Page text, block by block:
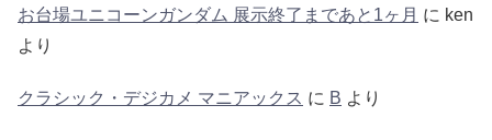
お台場ユニコーンガンダム 展示終了まであと1ヶ月 に ken
より
クラシック・デジカメ マニアックス に B より